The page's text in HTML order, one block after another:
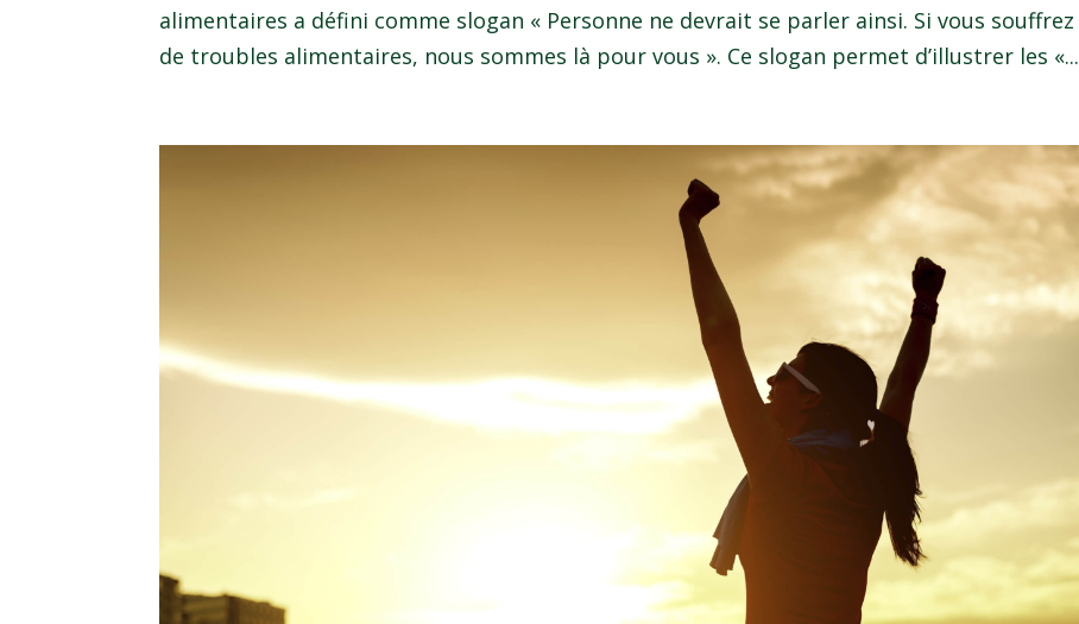
alimentaires a défini comme slogan « Personne ne devrait se parler ainsi. Si vous souffrez
de troubles alimentaires, nous sommes là pour vous ». Ce slogan permet d’illustrer les «...